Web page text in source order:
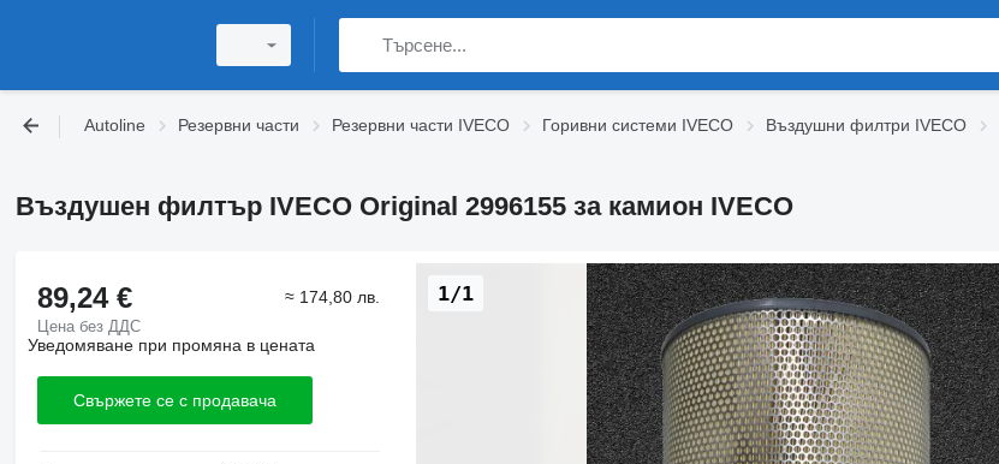
Autoline Резервни части Резервни части IVECO Горивни системи IVECO Въздушни филтри IVECO
Въздушен филтър IVECO Original 2996155 за камион IVECO
1/1
89,24 €
Цена без ДДС
≈ 174,80 лв.
Уведомяване при промяна в цената
Свържете се с продавача